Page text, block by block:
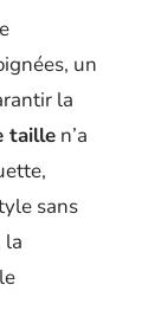
un
la
taille n’a
sans
la